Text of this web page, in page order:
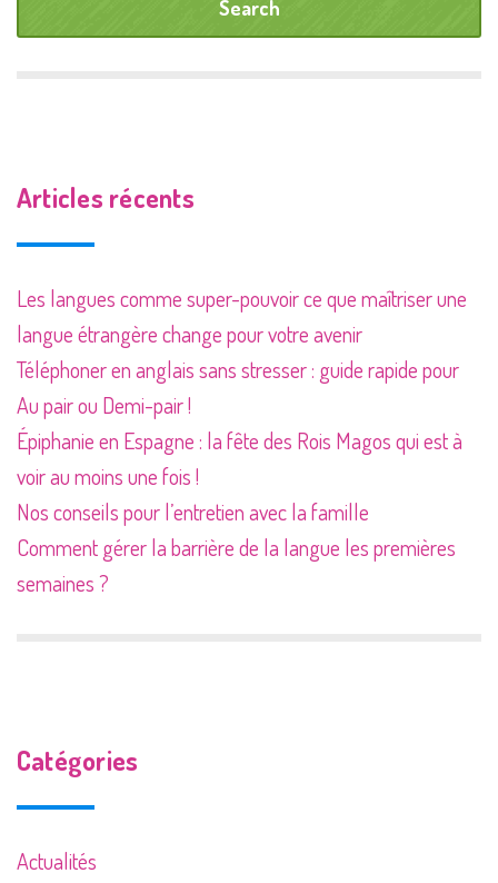
Articles récents
Les langues comme super-pouvoir ce que maîtriser une
langue étrangère change pour votre avenir
Téléphoner en anglais sans stresser : guide rapide pour
Au pair ou Demi-pair !
Épiphanie en Espagne : la fête des Rois Magos qui est à
voir au moins une fois !
Nos conseils pour l’entretien avec la famille
Comment gérer la barrière de la langue les premières
semaines ?
Catégories
Actualités